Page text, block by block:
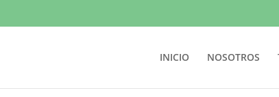
INICIO NOSOTROS